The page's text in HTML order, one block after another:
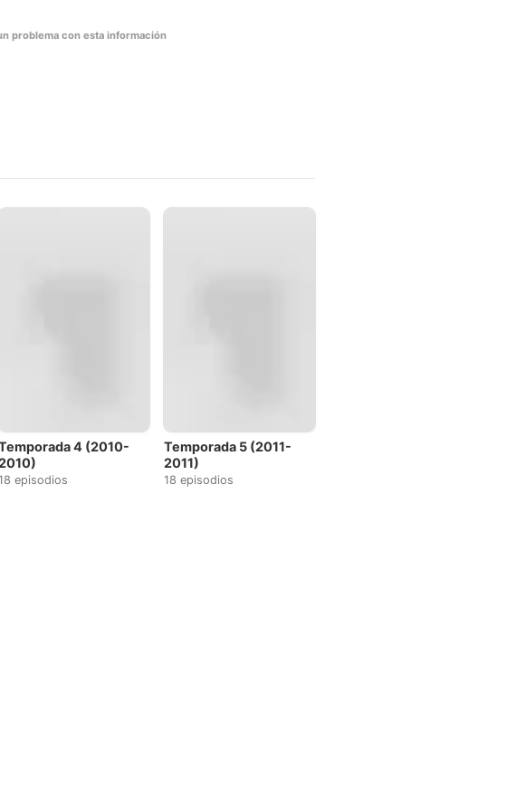
problema con esta información
4 (2010-
episodios
Temporada 5 (2011-
2011)
18 episodios